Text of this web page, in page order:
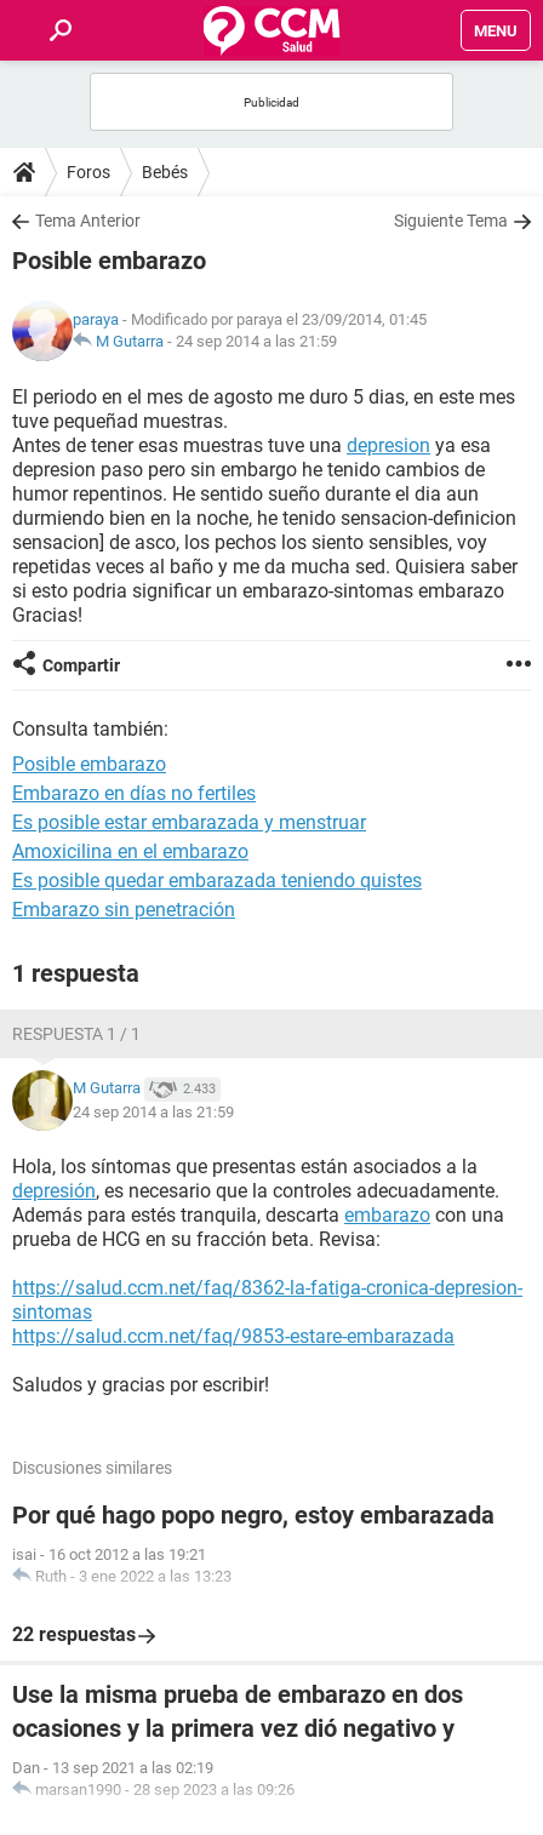
MENU
FOROS
SALUD
NUTRICIÓN
BIENESTAR
SEXUALIDAD
GLOSARIO
Foros Bebés
Tema Anterior Siguiente Tema
Posible embarazo
paraya - Modificado por paraya el 23/09/2014, 01:45
M Gutarra - 24 sep 2014 a las 21:59
El periodo en el mes de agosto me duro 5 dias, en este mes
tuve pequeñad muestras.
Antes de tener esas muestras tuve una depresion ya esa
depresion paso pero sin embargo he tenido cambios de
humor repentinos. He sentido sueño durante el dia aun
durmiendo bien en la noche, he tenido sensacion-definicion
sensacion] de asco, los pechos los siento sensibles, voy
repetidas veces al baño y me da mucha sed. Quisiera saber
si esto podria significar un embarazo-sintomas embarazo
Gracias!
Compartir
Consulta también:
Posible embarazo
Embarazo en días no fertiles
Es posible estar embarazada y menstruar
Amoxicilina en el embarazo
Es posible quedar embarazada teniendo quistes
Embarazo sin penetración
1 respuesta
RESPUESTA 1 / 1
M Gutarra 2.433
24 sep 2014 a las 21:59
Hola, los síntomas que presentas están asociados a la
depresión, es necesario que la controles adecuadamente.
Además para estés tranquila, descarta embarazo con una
prueba de HCG en su fracción beta. Revisa:
https://salud.ccm.net/faq/8362-la-fatiga-cronica-depresion-
sintomas
https://salud.ccm.net/faq/9853-estare-embarazada
Saludos y gracias por escribir!
Discusiones similares
Por qué hago popo negro, estoy embarazada
isai - 16 oct 2012 a las 19:21
Ruth - 3 ene 2022 a las 13:23
22 respuestas
Use la misma prueba de embarazo en dos
ocasiones y la primera vez dió negativo y
Dan - 13 sep 2021 a las 02:19
marsan1990 - 28 sep 2023 a las 09:26